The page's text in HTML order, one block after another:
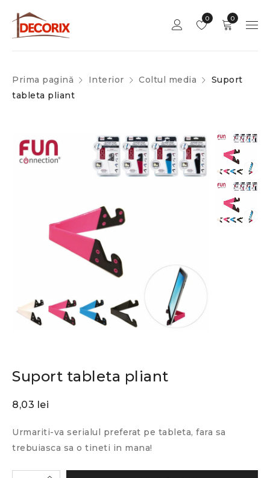
0
0
Prima pagină Interior Coltul media
Suport
tableta pliant
Suport tableta pliant
8,03 lei
Urmariti-va serialul preferat pe tableta, fara sa
trebuiasca sa o tineti in mana!